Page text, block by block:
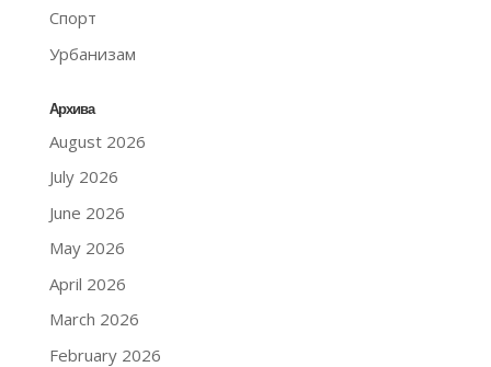
Спорт
Урбанизам
Архива
August 2026
July 2026
June 2026
May 2026
April 2026
March 2026
February 2026